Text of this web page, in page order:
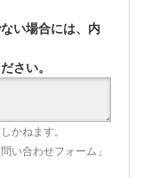
い場合には、内
さい。
かねます。
い合わせフォーム」